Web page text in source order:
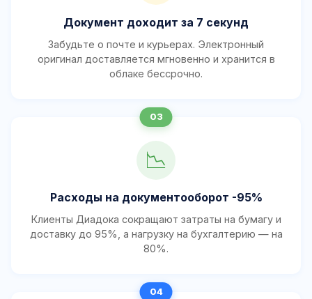
Документ доходит за 7 секунд
Забудьте о почте и курьерах. Электронный
оригинал доставляется мгновенно и хранится в
облаке бессрочно.
📉
Расходы на документооборот -95%
Клиенты Диадока сокращают затраты на бумагу и
доставку до 95%, а нагрузку на бухгалтерию — на
80%.